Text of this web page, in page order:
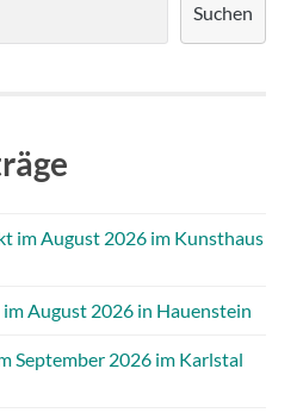
Suchen
im August 2026 im Kunsthaus
August 2026 in Hauenstein
September 2026 im Karlstal